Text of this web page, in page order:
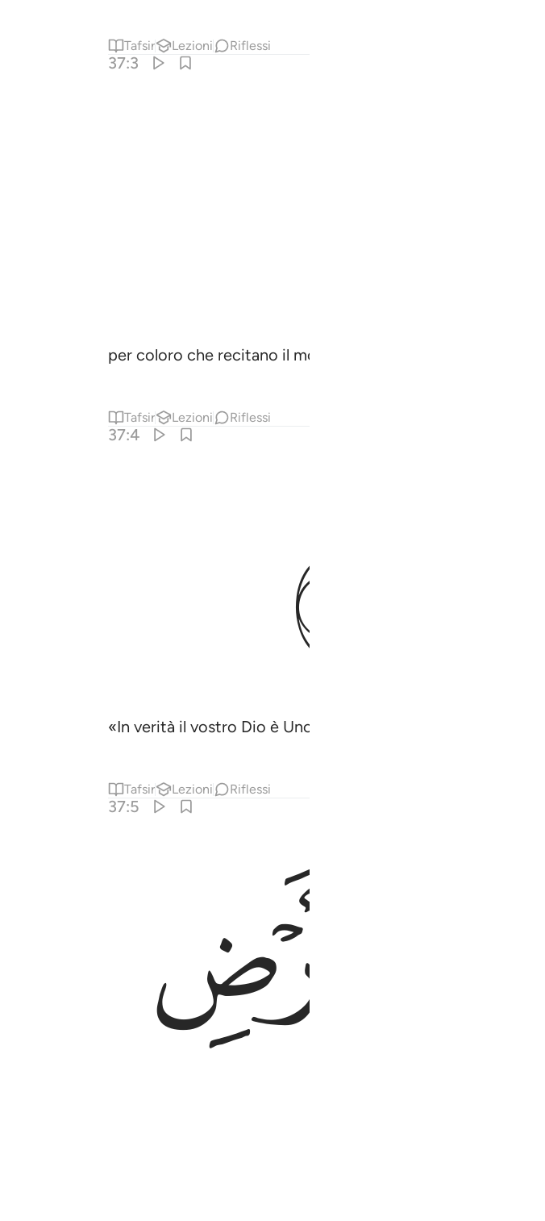
Tafsir Lezioni Riflessi
37:3
per coloro che recitano il monito
Tafsir Lezioni Riflessi
37:4
ﱍ
«In verità il vostro Dio è Uno,
Tafsir Lezioni Riflessi
37:5
ﱐ